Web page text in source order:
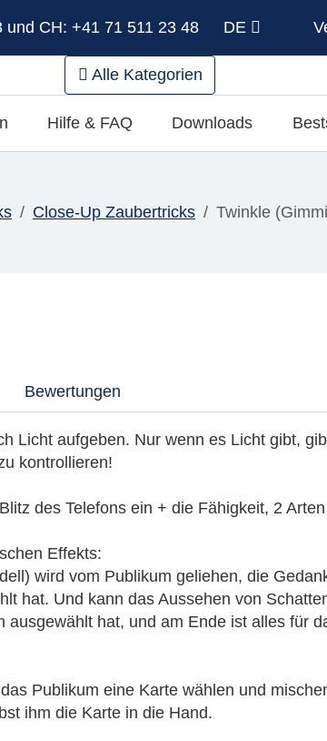
CH: +41 71 511 23 48 DE
Alle Kategorien
Hilfe & FAQ Downloads
Close-Up Zaubertricks Twinkle
Bewertungen
Licht aufgeben. Nur wenn es Licht gibt,
kontrollieren!
des Telefons ein + die Fähigkeit, 2
Effekts:
wird vom Publikum geliehen, die
hat. Und kann das Aussehen von
ausgewählt hat, und am Ende ist alles für
Publikum eine Karte wählen und
ihm die Karte in die Hand.